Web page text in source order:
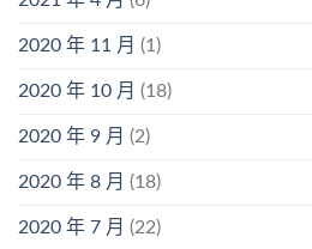
2020 年 11 月 (1)
2020 年 10 月 (18)
2020 年 9 月 (2)
2020 年 8 月 (18)
2020 年 7 月 (22)